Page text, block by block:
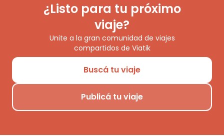
¿Listo para tu próximo
viaje?
Unite a la gran comunidad de viajes
compartidos de Viatik
Buscá tu viaje
Publicá tu viaje